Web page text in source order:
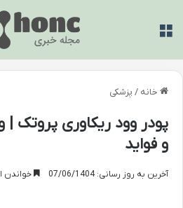
خانه / پزشکی
پودر وود ریکاوری پروتک |
و فواید
آخرین به روز رسانی: 07/06/1404 خواندن این مطلب